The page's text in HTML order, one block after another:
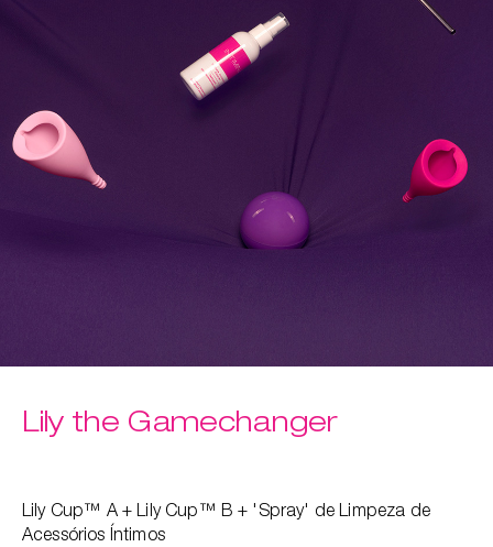
Lily the Gamechanger
Lily Cup™ A + Lily Cup™ B + 'Spray' de Limpeza de
Acessórios Íntimos